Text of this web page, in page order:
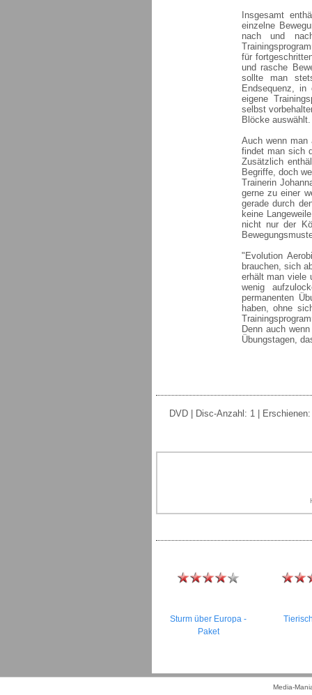
Insgesamt
einzelne
nach und
für
und rasche
sollte man
Endsequenz,
eigene
selbst
Blöcke auswählt.
Auch wenn man
findet man sich
Zusätzlich
Begriffe, doch
Trainerin
gerne zu einer
gerade durch
keine
nicht nur der
"Evolution
brauchen, sich
erhält man viele
wenig
permanenten
haben, ohne
Denn auch
Übungstagen,
DVD | Disc-Anzahl: 1 |
Sturm über Europa -
Paket
Media-